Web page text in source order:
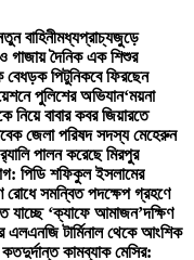
বাহিনীমধ্যপ্রাচ্যজুড়ে
গাজায় দৈনিক এক শিশুর
বেধড়ক পিটুনিকবে ফিরছেন
পুলিশের অভিযান‘ময়না
নিয়ে বাবার কবর জিয়ারতে
জেলা পরিষদ সদস্য মেহেরুন
পালন করেছে মিরপুর
পিডি শফিকুল ইসলামের
রোধে সমন্বিত পদক্ষেপ গ্রহণে
যাচ্ছে ‘ক্যাফে আমাজন’দক্ষিণ
এলএনজি টার্মিনাল থেকে আংশিক
কতদুর্দান্ত কামব্যাক মেসির: